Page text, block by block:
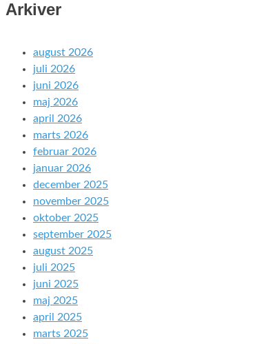
Arkiver
august 2026
juli 2026
juni 2026
maj 2026
april 2026
marts 2026
februar 2026
januar 2026
december 2025
november 2025
oktober 2025
september 2025
august 2025
juli 2025
juni 2025
maj 2025
april 2025
marts 2025